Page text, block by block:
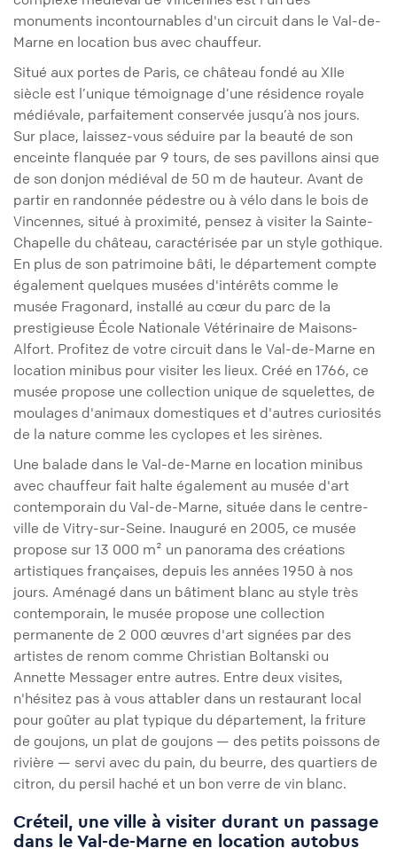
monuments incontournables d'un circuit dans le Val-de-
Marne en location bus avec chauffeur.
Situé aux portes de Paris, ce château fondé au XIIe
siècle est l’unique témoignage d’une résidence royale
médiévale, parfaitement conservée jusqu’à nos jours.
Sur place, laissez-vous séduire par la beauté de son
enceinte flanquée par 9 tours, de ses pavillons ainsi que
de son donjon médiéval de 50 m de hauteur. Avant de
partir en randonnée pédestre ou à vélo dans le bois de
Vincennes, situé à proximité, pensez à visiter la Sainte-
Chapelle du château, caractérisée par un style gothique.
En plus de son patrimoine bâti, le département compte
également quelques musées d'intérêts comme le
musée Fragonard, installé au cœur du parc de la
prestigieuse École Nationale Vétérinaire de Maisons-
Alfort. Profitez de votre circuit dans le Val-de-Marne en
location minibus pour visiter les lieux. Créé en 1766, ce
musée propose une collection unique de squelettes, de
moulages d'animaux domestiques et d'autres curiosités
de la nature comme les cyclopes et les sirènes.
Une balade dans le Val-de-Marne en location minibus
avec chauffeur fait halte également au musée d'art
contemporain du Val-de-Marne, située dans le centre-
ville de Vitry-sur-Seine. Inauguré en 2005, ce musée
propose sur 13 000 m² un panorama des créations
artistiques françaises, depuis les années 1950 à nos
jours. Aménagé dans un bâtiment blanc au style très
contemporain, le musée propose une collection
permanente de 2 000 œuvres d'art signées par des
artistes de renom comme Christian Boltanski ou
Annette Messager entre autres. Entre deux visites,
n'hésitez pas à vous attabler dans un restaurant local
pour goûter au plat typique du département, la friture
de goujons, un plat de goujons — des petits poissons de
rivière — servi avec du pain, du beurre, des quartiers de
citron, du persil haché et un bon verre de vin blanc.
Créteil, une ville à visiter durant un passage
dans le Val-de-Marne en location autobus